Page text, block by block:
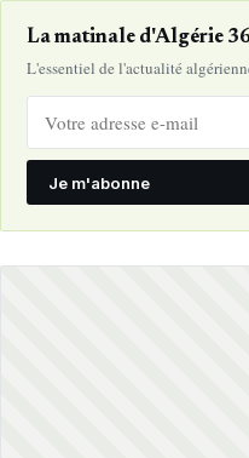
La matinale d'Algérie
L'essentiel de l'actualité
Je m'abonne